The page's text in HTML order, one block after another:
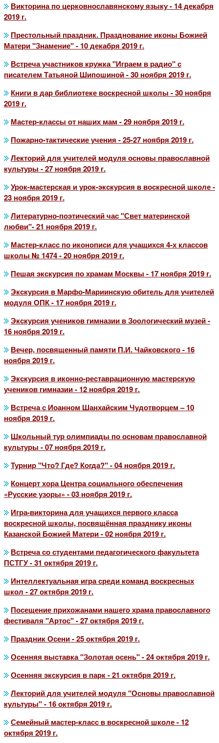
Викторина по церковнославянскому языку - 14 декабря
2019 г.
Престольный праздник. Празднование иконы Божией
Матери "Знамение" - 10 декабря 2019 г.
Встреча участников кружка "Играем в радио" с
писателем Татьяной Шипошиной - 30 ноября 2019 г.
Книги в дар библиотеке воскресной школы - 30 ноября
2019 г.
Мастер-классы от наших мам - 29 ноября 2019 г.
Пожарно-тактические учения - 25-27 ноября 2019 г.
Лекторий для учителей модуля основы православной
культуры - 27 ноября 2019 г.
Урок-мастерская и урок-экскурсия в воскресной школе -
23 ноября 2019 г.
Литературно-поэтический час "Свет материнской
любви"- 21 ноября 2019 г.
Мастер-класс по иконописи для учащихся 4-х классов
школы № 1474 - 20 ноября 2019 г.
Пешая экскурсия по храмам Москвы - 17 ноября 2019 г.
Экскурсия в Марфо-Мариинскую обитель для учителей
модуля ОПК - 17 ноября 2019 г.
Экскурсия учеников гимназии в Зоологический музей -
16 ноября 2019 г.
Вечер, посвященный памяти П.И. Чайковского - 16
ноября 2019 г.
Экскурсия в иконно-реставрационную мастерскую
учеников гимназии - 12 ноября 2019 г.
Встреча с Иоанном Шанхайским Чудотворцем – 10
ноября 2019 г.
Школьный тур олимпиады по основам православной
культуры - 07 ноября 2019 г.
Турнир "Что? Где? Когда?" - 04 ноября 2019 г.
Концерт хора Центра социального обеспечения
«Русские узоры» - 03 ноября 2019 г.
Игра-викторина для учащихся первого класса
воскресной школы, посвящённая празднику иконы
Казанской Божией Матери - 02 ноября 2019 г.
Встреча со студентами педагогического факультета
ПСТГУ - 31 октября 2019 г.
Интеллектуальная игра среди команд воскресных
школ - 27 октября 2019 г.
Посещение прихожанами нашего храма православного
фестиваля "Артос" - 27 октября 2019 г.
Праздник Осени - 25 октября 2019 г.
Осенняя выставка "Золотая осень" - 24 октября 2019 г.
Осенняя экскурсия в парк - 21 октября 2019 г.
Лекторий для учителей модуля "Основы православной
культуры" - 16 октября 2019 г.
Семейный мастер-класс в воскресной школе - 12
октября 2019 г.